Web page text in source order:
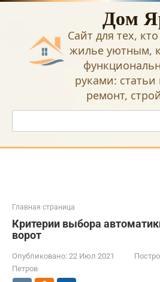
Перейти
Дом
Сайт для тех,
жилье уютным,
руками:
ремонт,
Поиск:
Главная страница
Критерии выбора
ворот
Опубликовано: 22 Июл 2021
Петров